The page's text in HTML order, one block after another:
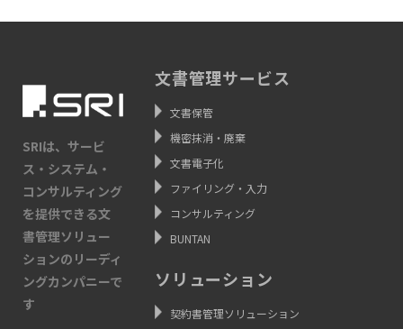
SRIは、サービ
ス・システム・
コンサルティング
を提供できる文
書管理ソリュー
ションのリーディ
ングカンパニーで
す
文書管理サービス
文書保管
機密抹消・廃棄
文書電子化
ファイリング・入力
コンサルティング
BUNTAN
ソリューション
契約書管理ソリューション